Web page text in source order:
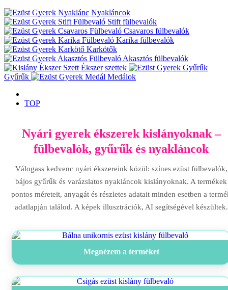
Nyakláncok
Stift fülbevalók
Csavaros fülbevalók
Karika fülbevalók
Karkötők
Akasztós fülbevalók
Ékszer szettek
Gyűrűk
Medálok
TOP
Nyári gyerek ékszerek kislányoknak –
fülbevalók, gyűrűk és nyakláncok
Válogass kedvenc nyári ékszereink közül: színes ezüst fülbevalók,
bájos gyűrűk és varázslatos nyakláncok kislányoknak. A termékek
pontos méreteit, anyagát és részletes adatait minden esetben a
adatlapján találod. A képek illusztrációk, AI segítségével készültek.
Megnézem a terméket